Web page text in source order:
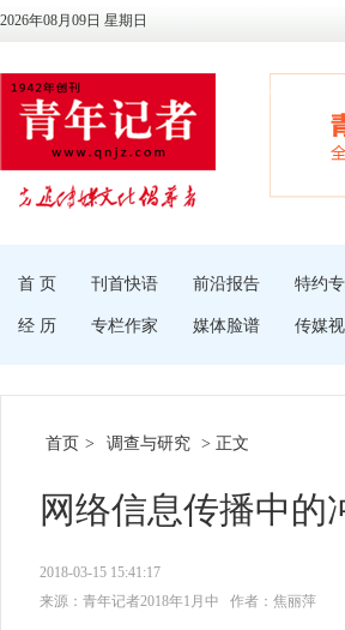
2026年08月09日 星期日
首 页 刊首快语 前沿报告 特约
经 历 专栏作家 媒体脸谱 传媒
首页 > 调查与研究 > 正文
网络信息传播中的
2018-03-15 15:41:17
来源：青年记者2018年1月中
作者：焦丽萍